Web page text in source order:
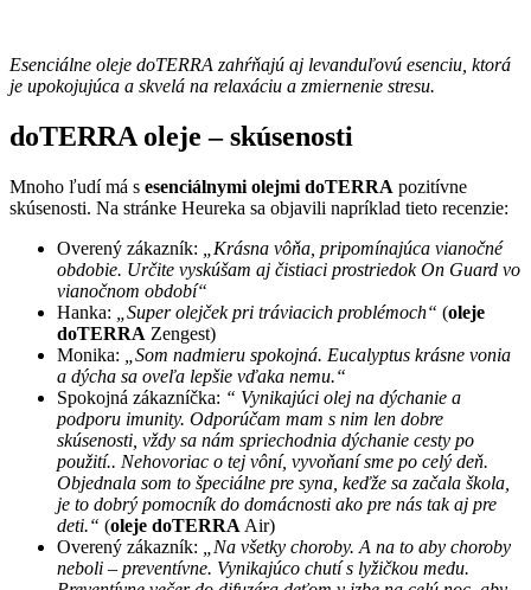
Esenciálne oleje doTERRA zahŕňajú aj levanduľovú esenciu, ktorá
je upokojujúca a skvelá na relaxáciu a zmiernenie stresu.
doTERRA oleje – skúsenosti
Mnoho ľudí má s esenciálnymi olejmi doTERRA pozitívne
skúsenosti. Na stránke Heureka sa objavili napríklad tieto recenzie:
Overený zákazník:
„Krásna vôňa, pripomínajúca vianočné
obdobie. Určite vyskúšam aj čistiaci prostriedok On Guard vo
vianočnom období“
Hanka:
„Super olejček pri tráviacich problémoch“ (oleje
doTERRA Zengest)
Monika:
„Som nadmieru spokojná. Eucalyptus krásne vonia
a dýcha sa oveľa lepšie vďaka nemu.“
Spokojná zákazníčka: “ Vynikajúci olej na dýchanie a
podporu imunity. Odporúčam mam s nim len dobre
skúsenosti, vždy sa nám spriechodnia dýchanie cesty po
použití.. Nehovoriac o tej vôní, vyvoňaní sme po celý deň.
Objednala som to špeciálne pre syna, keďže sa začala škola,
je to dobrý pomocník do domácnosti ako pre nás tak aj pre
deti.“ (oleje doTERRA Air)
Overený zákazník:
„Na všetky choroby. A na to aby choroby
neboli – preventívne. Vynikajúco chutí s lyžičkou medu.